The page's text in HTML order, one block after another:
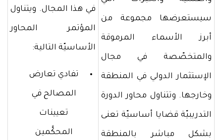
سيستعرضها مجموعة من
أبرز الأسماء المرموقة
والمتخصّصة في مجال
الإستثمار الدولي في المنطقة
وخارجها. وتتناول محاور الدورة
التدريبيّة قضايا أساسيّة تعنى
بشكل مباشر بالمنطقة
في هذا المجال. ويتناول
المؤتمر المحاور
الأساسيّة التالية:
تفادي تعارض
المصالح في
تعيينات
المحكَّمين